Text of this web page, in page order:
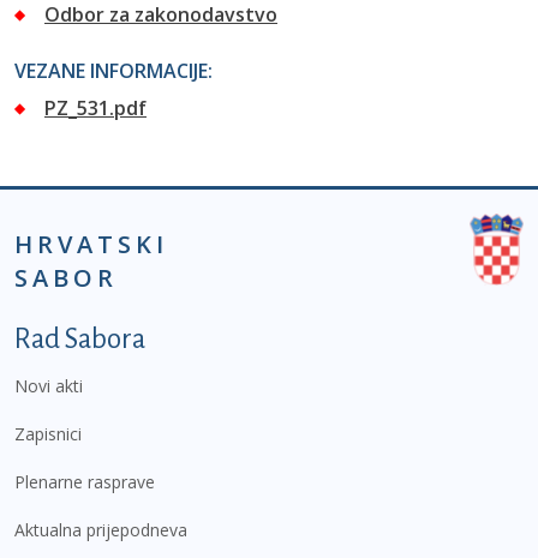
Odbor za zakonodavstvo
VEZANE INFORMACIJE:
PZ_531.pdf
HRVATSKI
SABOR
Podnožje prvi izbornik
Rad Sabora
Novi akti
Zapisnici
Plenarne rasprave
Aktualna prijepodneva